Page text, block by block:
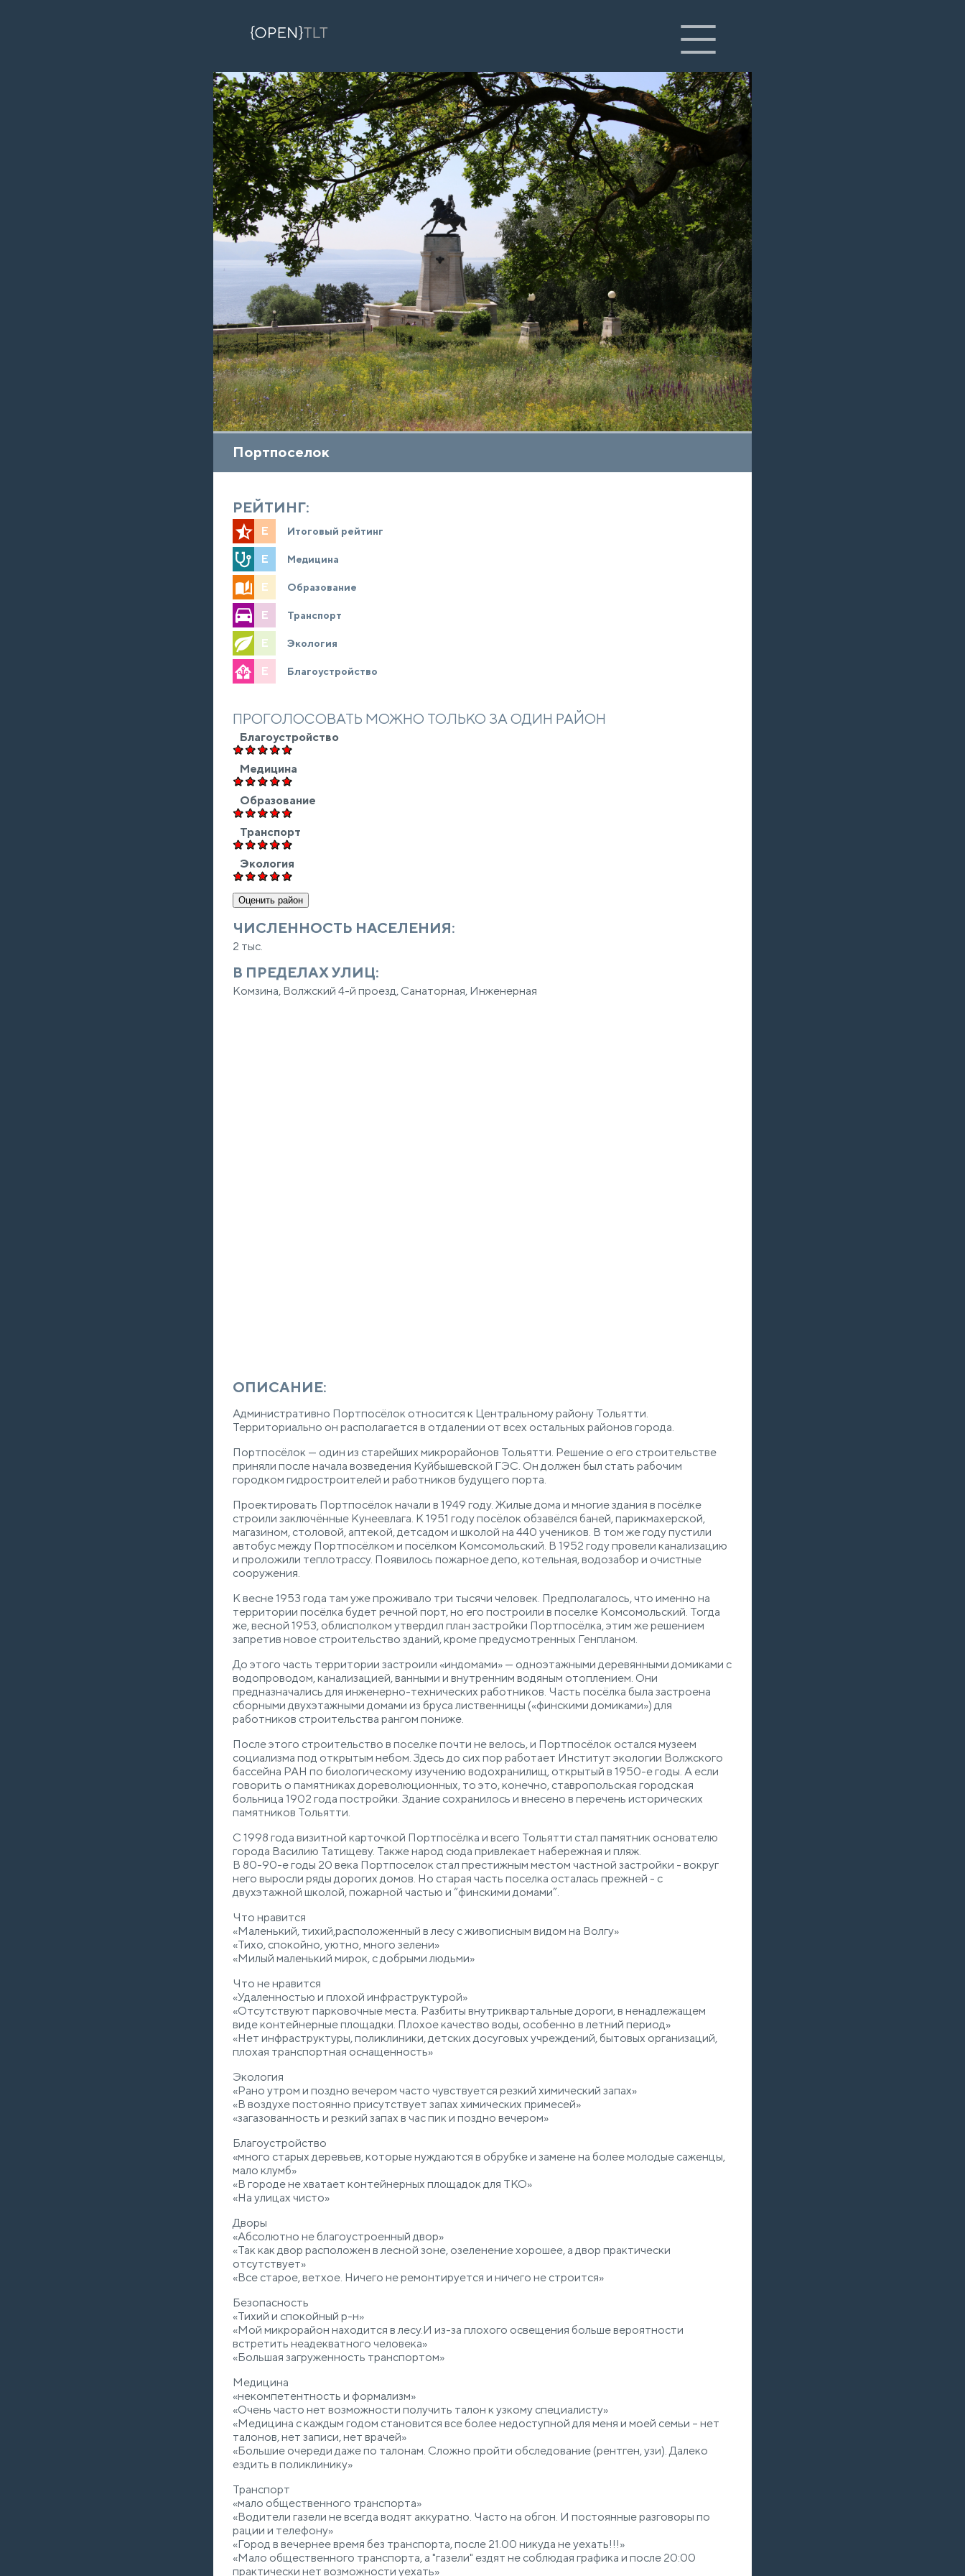
Портпоселок
РЕЙТИНГ:
E Итоговый рейтинг
E Медицина
E Образование
E Транспорт
E Экология
E Благоустройство
ПРОГОЛОСОВАТЬ МОЖНО ТОЛЬКО ЗА ОДИН РАЙОН
Благоустройство
Медицина
Образование
Транспорт
Экология
ЧИСЛЕННОСТЬ НАСЕЛЕНИЯ:
2 тыс.
В ПРЕДЕЛАХ УЛИЦ:
Комзина, Волжский 4-й проезд, Санаторная, Инженерная
ОПИСАНИЕ:
Административно Портпосёлок относится к Центральному району Тольятти.
Территориально он располагается в отдалении от всех остальных районов города.
Портпосёлок — один из старейших микрорайонов Тольятти. Решение о его строительстве
приняли после начала возведения Куйбышевской ГЭС. Он должен был стать рабочим
городком гидростроителей и работников будущего порта.
Проектировать Портпосёлок начали в 1949 году. Жилые дома и многие здания в посёлке
строили заключённые Кунеевлага. К 1951 году посёлок обзавёлся баней, парикмахерской,
магазином, столовой, аптекой, детсадом и школой на 440 учеников. В том же году пустили
автобус между Портпосёлком и посёлком Комсомольский. В 1952 году провели канализацию
и проложили теплотрассу. Появилось пожарное депо, котельная, водозабор и очистные
сооружения.
К весне 1953 года там уже проживало три тысячи человек. Предполагалось, что именно на
территории посёлка будет речной порт, но его построили в поселке Комсомольский. Тогда
же, весной 1953, облисполком утвердил план застройки Портпосёлка, этим же решением
запретив новое строительство зданий, кроме предусмотренных Генпланом.
До этого часть территории застроили «индомами» — одноэтажными деревянными домиками с
водопроводом, канализацией, ванными и внутренним водяным отоплением. Они
предназначались для инженерно-технических работников. Часть посёлка была застроена
сборными двухэтажными домами из бруса лиственницы («финскими домиками») для
работников строительства рангом пониже.
После этого строительство в поселке почти не велось, и Портпосёлок остался музеем
социализма под открытым небом. Здесь до сих пор работает Институт экологии Волжского
бассейна РАН по биологическому изучению водохранилищ, открытый в 1950-е годы. А если
говорить о памятниках дореволюционных, то это, конечно, ставропольская городская
больница 1902 года постройки. Здание сохранилось и внесено в перечень исторических
памятников Тольятти.
С 1998 года визитной карточкой Портпосёлка и всего Тольятти стал памятник основателю
города Василию Татищеву. Также народ сюда привлекает набережная и пляж.
В 80-90-е годы 20 века Портпоселок стал престижным местом частной застройки - вокруг
него выросли ряды дорогих домов. Но старая часть поселка осталась прежней - с
двухэтажной школой, пожарной частью и “финскими домами”.
Что нравится
«Маленький, тихий,расположенный в лесу с живописным видом на Волгу»
«Тихо, спокойно, уютно, много зелени»
«Милый маленький мирок, с добрыми людьми»
Что не нравится
«Удаленностью и плохой инфраструктурой»
«Отсутствуют парковочные места. Разбиты внутриквартальные дороги, в ненадлежащем
виде контейнерные площадки. Плохое качество воды, особенно в летний период»
«Нет инфраструктуры, поликлиники, детских досуговых учреждений, бытовых организаций,
плохая транспортная оснащенность»
Экология
«Рано утром и поздно вечером часто чувствуется резкий химический запах»
«В воздухе постоянно присутствует запах химических примесей»
«загазованность и резкий запах в час пик и поздно вечером»
Благоустройство
«много старых деревьев, которые нуждаются в обрубке и замене на более молодые саженцы,
мало клумб»
«В городе не хватает контейнерных площадок для ТКО»
«На улицах чисто»
Дворы
«Абсолютно не благоустроенный двор»
«Так как двор расположен в лесной зоне, озеленение хорошее, а двор практически
отсутствует»
«Все старое, ветхое. Ничего не ремонтируется и ничего не строится»
Безопасность
«Тихий и спокойный р-н»
«Мой микрорайон находится в лесу.И из-за плохого освещения больше вероятности
встретить неадекватного человека»
«Большая загруженность транспортом»
Медицина
«некомпетентность и формализм»
«Очень часто нет возможности получить талон к узкому специалисту»
«Медицина с каждым годом становится все более недоступной для меня и моей семьи – нет
талонов, нет записи, нет врачей»
«Большие очереди даже по талонам. Сложно пройти обследование (рентген, узи). Далеко
ездить в поликлинику»
Транспорт
«мало общественного транспорта»
«Водители газели не всегда водят аккуратно. Часто на обгон. И постоянные разговоры по
рации и телефону»
«Город в вечернее время без транспорта, после 21.00 никуда не уехать!!!»
«Мало общественного транспорта, а "газели" ездят не соблюдая графика и после 20:00
практически нет возможности уехать»